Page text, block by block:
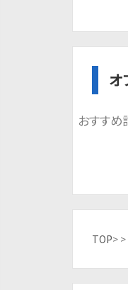
オ
おすす
TOP> >